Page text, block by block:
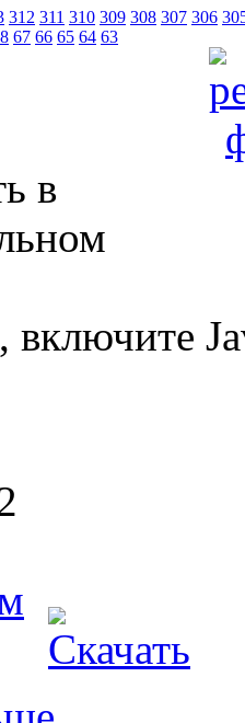
312 311 310 309 308 307 306
67 66 65 64 63